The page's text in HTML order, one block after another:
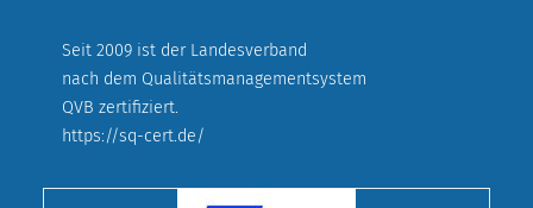
Seit 2009 ist der Landesverband
nach dem Qualitätsmanagementsystem
QVB zertifiziert.
https://sq-cert.de/